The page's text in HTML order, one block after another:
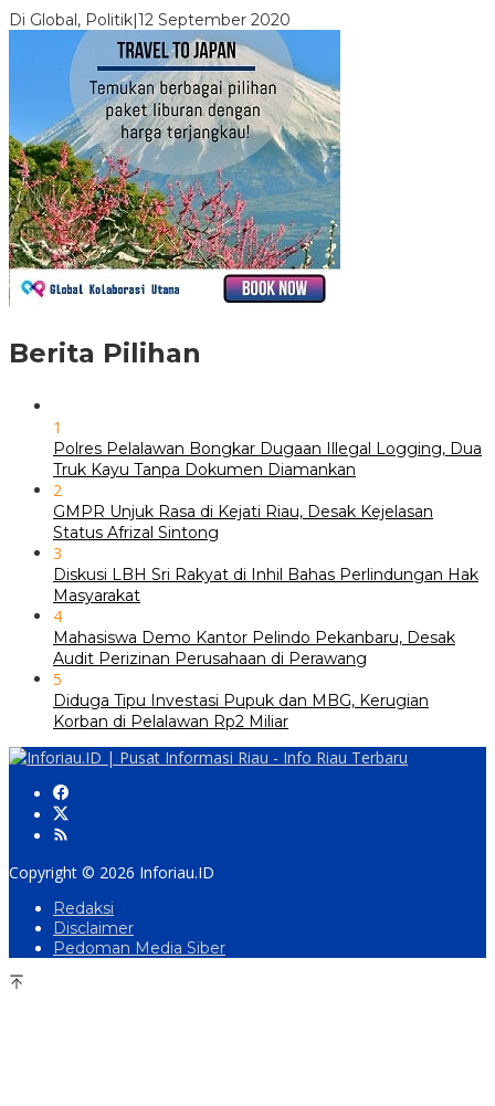
Di Global, Politik|12 September 2020
Berita Pilihan
1
Polres Pelalawan Bongkar Dugaan Illegal Logging, Dua
Truk Kayu Tanpa Dokumen Diamankan
2
GMPR Unjuk Rasa di Kejati Riau, Desak Kejelasan
Status Afrizal Sintong
3
Diskusi LBH Sri Rakyat di Inhil Bahas Perlindungan Hak
Masyarakat
4
Mahasiswa Demo Kantor Pelindo Pekanbaru, Desak
Audit Perizinan Perusahaan di Perawang
5
Diduga Tipu Investasi Pupuk dan MBG, Kerugian
Korban di Pelalawan Rp2 Miliar
Copyright © 2026 Inforiau.ID
Redaksi
Disclaimer
Pedoman Media Siber